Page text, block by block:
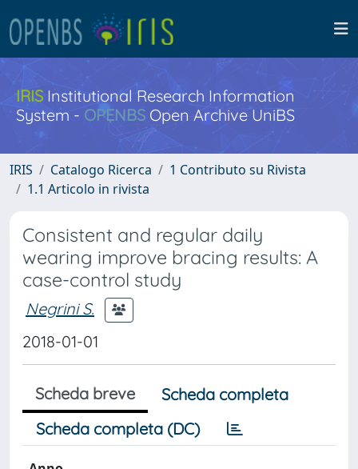
IRISInstitutional Research Information
System - OPENBS Open Archive UniBS
IRIS Catalogo Ricerca
1 Contributo su Rivista
1.1 Articolo in rivista
Consistent and regular daily
wearing improve bracing results: A
case-control study
Negrini S.
2018-01-01
Scheda breve
Scheda completa
Scheda completa (DC)